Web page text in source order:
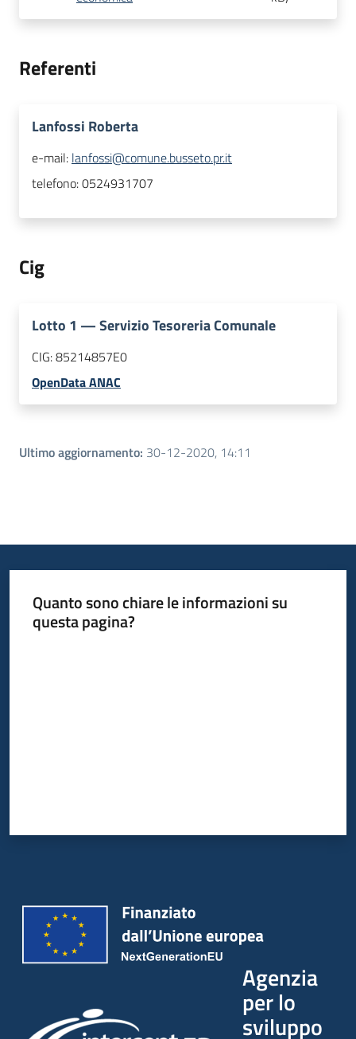
Referenti
Lanfossi Roberta
e-mail: lanfossi@comune.busseto.pr.it
telefono:0524931707
Cig
Lotto 1 —Servizio Tesoreria Comunale
CIG:85214857E0
OpenData ANAC
Ultimo aggiornamento: 30-12-2020, 14:11
Quanto sono chiare le informazioni su
questa pagina?
Agenzia
per lo
sviluppo